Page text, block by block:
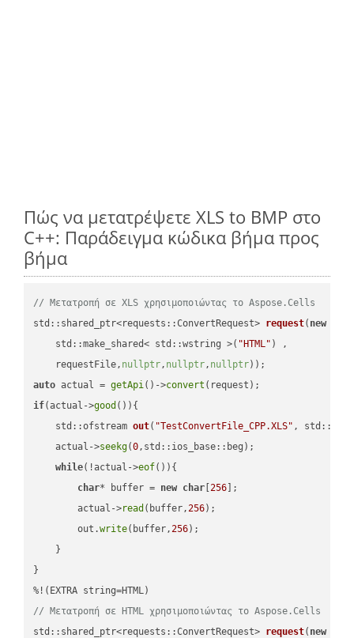
Πώς να μετατρέψετε XLS to BMP στο
C++: Παράδειγμα κώδικα βήμα προς
βήμα
// Μετατροπή σε XLS χρησιμοποιώντας το Aspose.Cells
std::shared_ptr<requests::ConvertRequest> request( new
    std::make_shared< std::wstring >(
"HTML" ) ,
    requestFile,
nullptr, nullptr, nullptr))
auto actual = getApi()->convert
if(actual->good ()){
std::ofstream out( "TestConvertFile_CPP.XLS" ,
    actual->
seekg(0,std::ios_base::beg);
while(!actual->eof()){
char* buffer = new char [256 ];
        actual->
read (buffer,256);
        out.
write(buffer,256);
    }
}
// Μετατροπή σε HTML χρησιμοποιώντας το Aspose.Cells
std::shared_ptr<requests::ConvertRequest> request( new